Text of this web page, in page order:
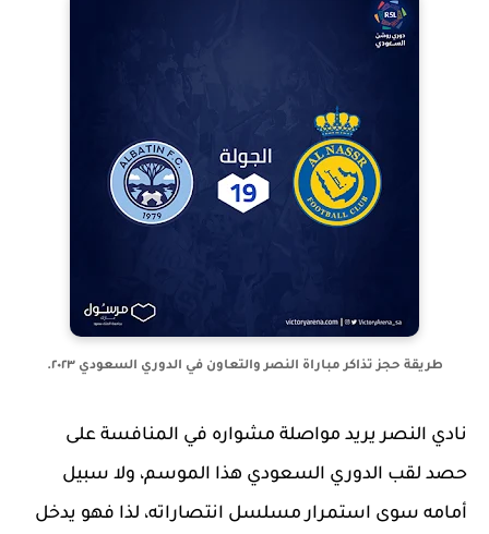
طريقة حجز تذاكر مباراة النصر والتعاون في الدوري السعودي ٢٠٢٣.
نادي النصر يريد مواصلة مشواره في المنافسة على
حصد لقب الدوري السعودي هذا الموسم، ولا سبيل
أمامه سوى استمرار مسلسل انتصاراته، لذا فهو يدخل